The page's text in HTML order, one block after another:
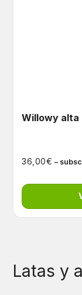
Willowy alta
36,00€ –
Latas y